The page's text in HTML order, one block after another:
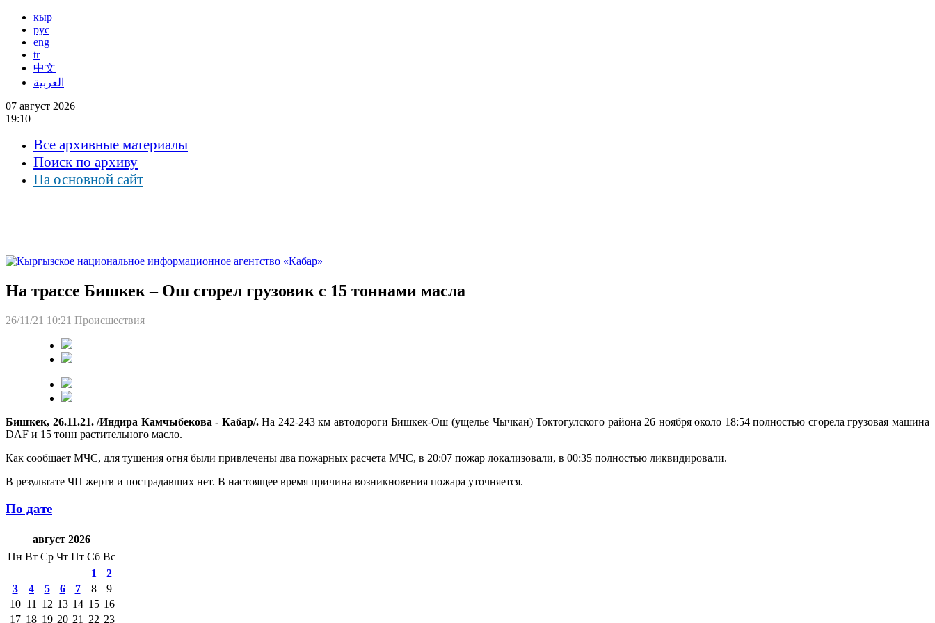
кыр
рус
eng
tr
中文
العربية
07 август 2026
19:10
Все архивные материалы
Поиск по архиву
На основной сайт
На трассе Бишкек – Ош сгорел грузовик с 15 тоннами масла
26/11/21 10:21 Происшествия
Бишкек, 26.11.21. /Индира Камчыбекова - Кабар/.На 242-243 км автодороги Бишкек-Ош (ущелье Чычкан) Токтогулского района 26 ноября около 18:54 полностью сгорела грузовая машина
DAF и 15 тонн растительного масло.
Как сообщает МЧС, для тушения огня были привлечены два пожарных расчета МЧС, в 20:07 пожар локализовали, в 00:35 полностью ликвидировали.
В результате ЧП жертв и пострадавших нет. В настоящее время причина возникновения пожара уточняется.
По дате
август 2026
Пн Вт Ср Чт Пт Сб Вс
1
2
3
4 5 6 7 8
9
10 11 12 13 14 15 16
17 18 19 20 21 22 23